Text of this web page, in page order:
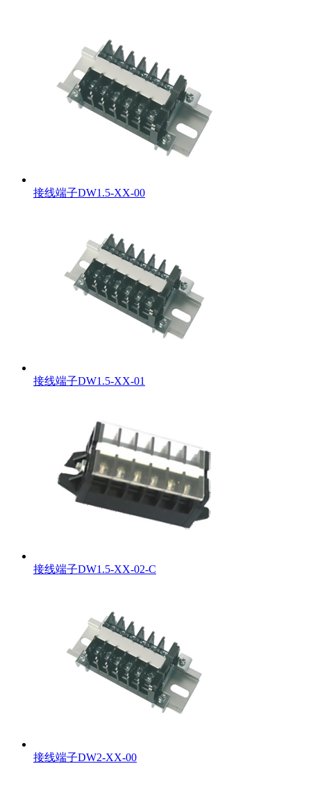
接线端子DW1.5-XX-00
接线端子DW1.5-XX-01
接线端子DW1.5-XX-02-C
接线端子DW2-XX-00